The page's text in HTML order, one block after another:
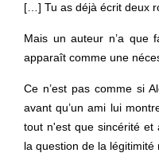
[…] Tu as déjà écrit deux
Mais un auteur n’a que
apparaît comme une
Ce n’est pas comme si
avant qu’un ami lui
tout n'est que sincérité et
la question de la légitimité